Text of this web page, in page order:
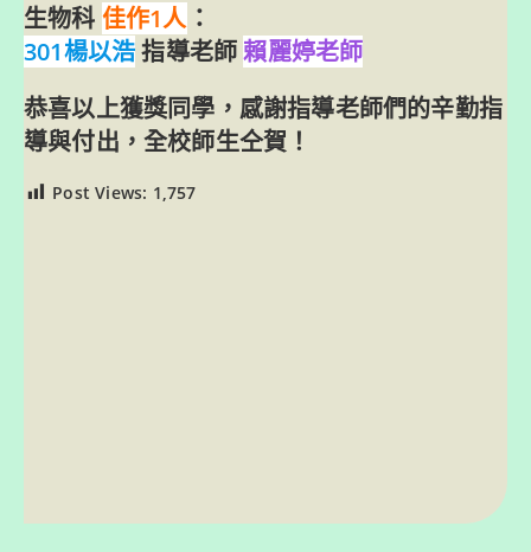
生物科 佳作1人：
301楊以浩指導老師賴麗婷老師
恭喜以上獲獎同學，感謝指導老師們的辛勤指
導與付出，全校師生仝賀！
Post Views: 1,757